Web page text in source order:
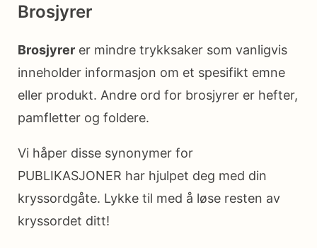
Brosjyrer
Brosjyrer er mindre trykksaker som vanligvis
inneholder informasjon om et spesifikt emne
eller produkt. Andre ord for brosjyrer er hefter,
pamfletter og foldere.
Vi håper disse synonymer for
PUBLIKASJONER har hjulpet deg med din
kryssordgåte. Lykke til med å løse resten av
kryssordet ditt!